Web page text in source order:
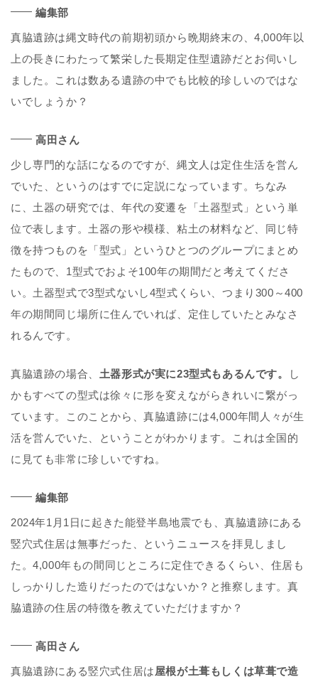
編集部
真脇遺跡は縄文時代の前期初頭から晩期終末の、4,000年以
上の長きにわたって繁栄した長期定住型遺跡だとお伺いし
ました。これは数ある遺跡の中でも比較的珍しいのではな
いでしょうか？
高田さん
少し専門的な話になるのですが、縄文人は定住生活を営ん
でいた、というのはすでに定説になっています。ちなみ
に、土器の研究では、年代の変遷を「土器型式」という単
位で表します。土器の形や模様、粘土の材料など、同じ特
徴を持つものを「型式」というひとつのグループにまとめ
たもので、1型式でおよそ100年の期間だと考えてくださ
い。土器型式で3型式ないし4型式くらい、つまり300～400
年の期間同じ場所に住んでいれば、定住していたとみなさ
れるんです。
真脇遺跡の場合、 土器形式が実に23型式もあるんです。
し
かもすべての型式は徐々に形を変えながらきれいに繋がっ
ています。このことから、真脇遺跡には4,000年間人々が生
活を営んでいた、ということがわかります。これは全国的
に見ても非常に珍しいですね。
編集部
2024年1月1日に起きた能登半島地震でも、真脇遺跡にある
竪穴式住居は無事だった、というニュースを拝見しまし
た。4,000年もの間同じところに定住できるくらい、住居も
しっかりした造りだったのではないか？と推察します。真
脇遺跡の住居の特徴を教えていただけますか？
高田さん
真脇遺跡にある竪穴式住居は屋根が土葺もしくは草葺で造